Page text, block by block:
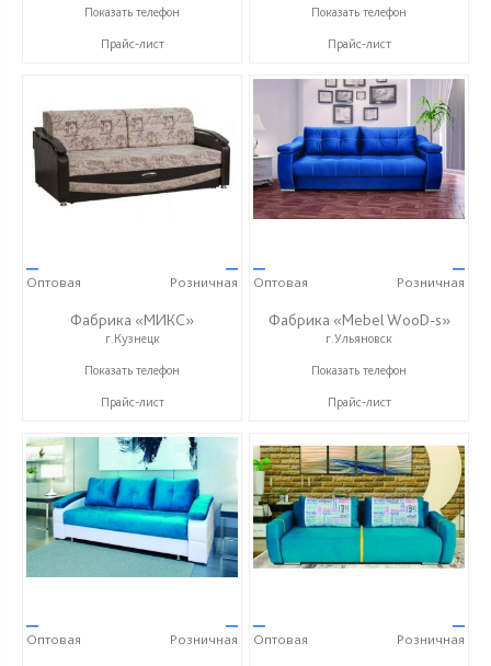
+7 (937) 423-36-37
Показать телефон
Прайс-лист
+7 (937) 423-36-37
Показать телефон
Прайс-лист
—
Оптовая
—
Розничная
Фабрика «МИКС»
г.Кузнецк
+7 (937) 423-36-37
Показать телефон
Прайс-лист
—
Оптовая
—
Розничная
Фабрика «Mebel WooD-s»
г.Ульяновск
+7 (906) 140-08-08
Показать телефон
Прайс-лист
—
Оптовая
—
Розничная
—
Оптовая
—
Розничная